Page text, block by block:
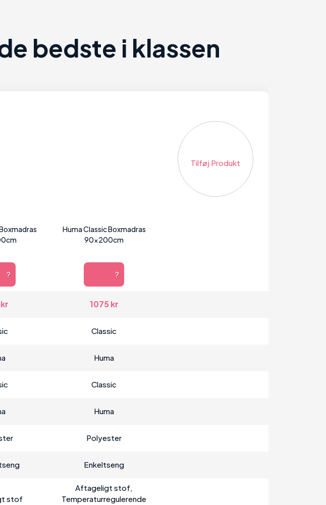
bedste i klassen
?
Huma Classic Boxmadras
90x200cm
?
Tilføj Produkt
1075 kr
Classic
Huma
Classic
Huma
Polyester
Enkeltseng
stof
Aftageligt stof,
Temperaturregulerende